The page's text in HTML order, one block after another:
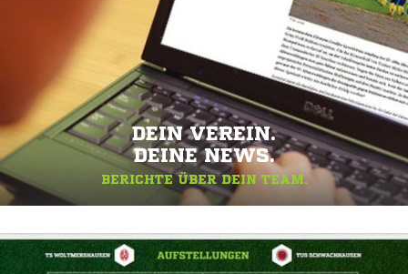
DEIN VEREIN.
DEINE NEWS.
BERICHTE ÜBER DEIN TEAM.